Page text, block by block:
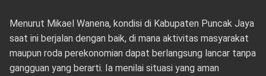
Menurut Mikael Wanena, kondisi di Kabupaten Puncak Jaya
saat ini berjalan dengan baik, di mana aktivitas masyarakat
maupun roda perekonomian dapat berlangsung lancar tanpa
gangguan yang berarti. Ia menilai situasi yang aman